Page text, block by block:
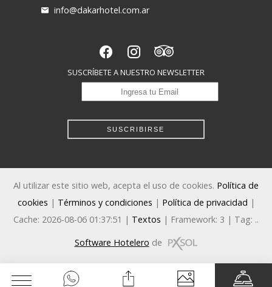
info@dakarhotel.com.ar
SUSCRÍBETE A NUESTRO NEWSLETTER
SUSCRIBIRSE
Al utilizar este sitio web, acepta el uso de cookies. Política de
cookies | Términos y condiciones | Política de privacidad |
Cache: 2026-08-06 01:37:51 | Textos | Framework: 3 | Tag: ..
Software Hotelero de